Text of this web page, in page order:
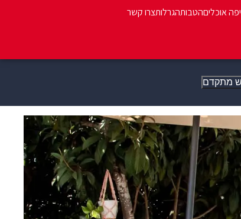
אוכליםהטבותהגרלותצרו קשר
מתקדם